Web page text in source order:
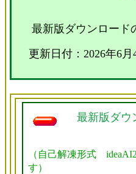
最新版ダウンロー
更新日付：2026年6月
最新版ダウ
（自己解凍形式
す）